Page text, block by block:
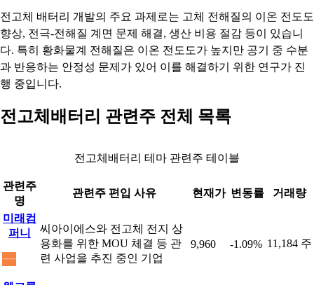
전고체 배터리 개발의 주요 과제로는 고체 전해질의 이온 전도도
향상, 전극-전해질 계면 문제 해결, 생산 비용 절감 등이 있습니
다. 특히 황화물계 전해질은 이온 전도도가 높지만 공기 중 수분
과 반응하는 안정성 문제가 있어 이를 해결하기 위한 연구가 진
행 중입니다.
전고체배터리 관련주 전체 목록
전고체배터리 테마 관련주 테이블
관련주
명
관련주 편입 사유 현재가 변동률 거래량
미래컴
퍼니
씨아이에스와 전고체 전지 상
용화를 위한 MOU 체결 등 관
련 사업을 추진 중인 기업
9,960 -1.09% 11,184 주